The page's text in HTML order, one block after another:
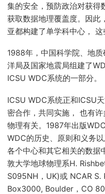
集的安全，预防政治对获得
获取数据地理覆盖度。因此
亚都构建了单学科中心，
1988年，中国科学院、地
洋局及国家地震局组建了
ICSU WDC系统的一部分。
ICSU WDC系统正和ICSU
密合作，共同实施， 也有
物理有关。1987年出版
WDC的历史、原则和义务
各个中心和其它相关的数据
敦大学地球物理系H.
S095NH，UK)或 NCAR S.
Box3000, Boulder，CO